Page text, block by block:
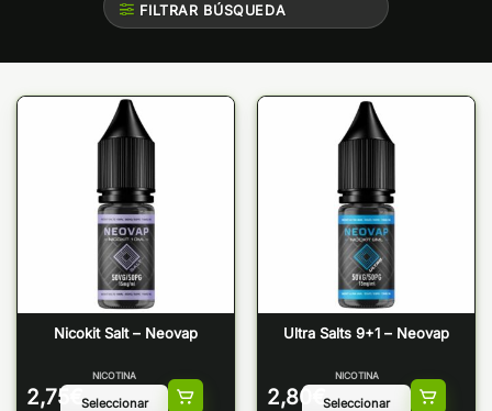
FILTRAR BÚSQUEDA
Nicokit Salt – Neovap
2,75 €
NICOTINA
Ultra Salts 9+1 – Neovap
2,80 €
NICOTINA